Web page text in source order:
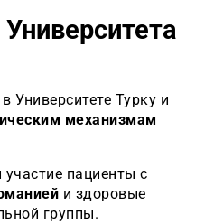
Университете Турку и
механизмам
пациенты с
и здоровые
группы.